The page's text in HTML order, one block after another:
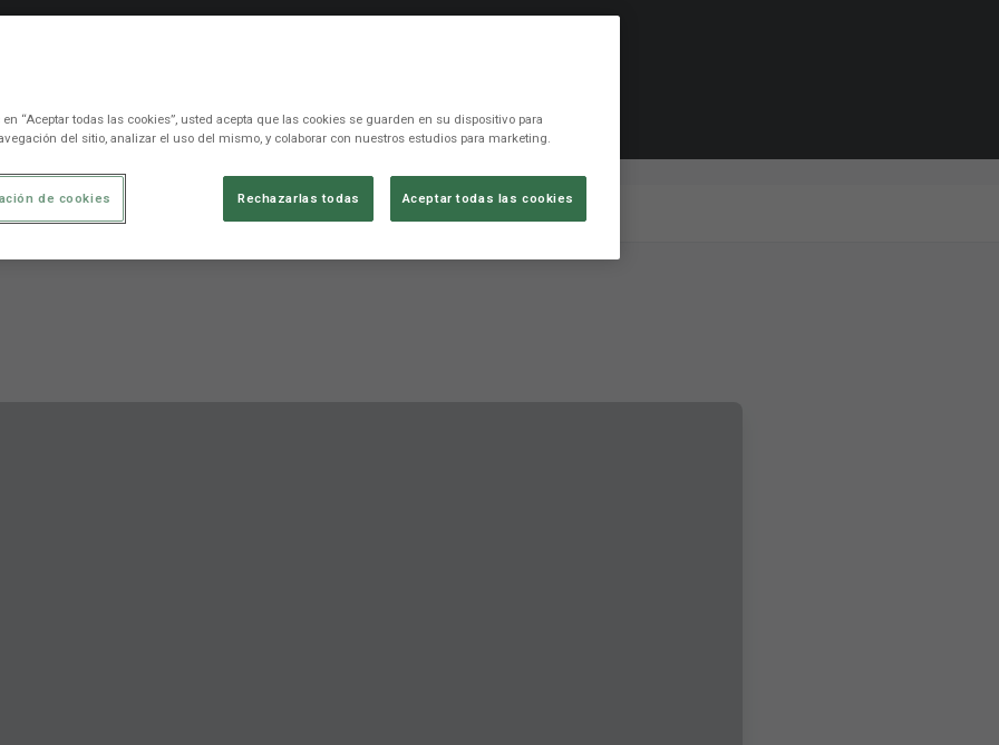
“Aceptar todas las cookies”, usted acepta que las cookies se guarden en su dispositivo para
del sitio, analizar el uso del mismo, y colaborar con nuestros estudios para marketing.
Rechazarlas todas Aceptar todas las cookies
de cookies